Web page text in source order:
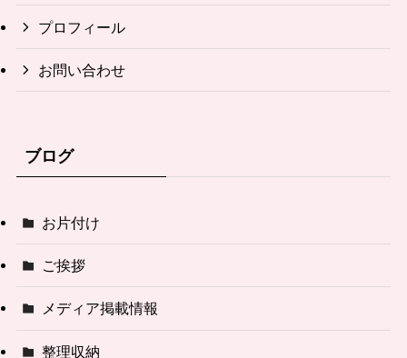
プロフィール
お問い合わせ
ブログ
お片付け
ご挨拶
メディア掲載情報
整理収納